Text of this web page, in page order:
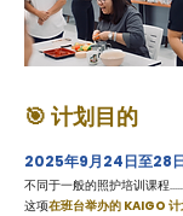
🎯 计划目的
2025年9月24日至28
不同于一般的照护培训课程......
这项在班台举办的 KAIGO